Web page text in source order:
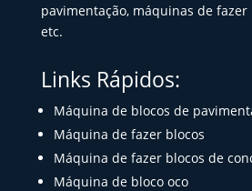
pavimentação, máquinas de
etc.
Links Rápidos:
Máquina de blocos de
Máquina de fazer blocos
Máquina de fazer blocos de
Máquina de bloco oco